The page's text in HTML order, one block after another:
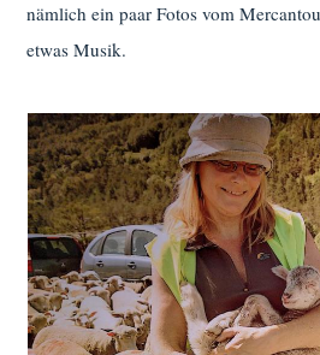
nämlich ein paar Fotos vom
etwas Musik.